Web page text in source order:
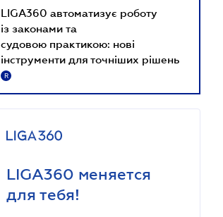
LIGA360 автоматизує роботу
із законами та
судовою практикою: нові
інструменти для точніших рішень
R
LIGA360 меняется
для тебя!